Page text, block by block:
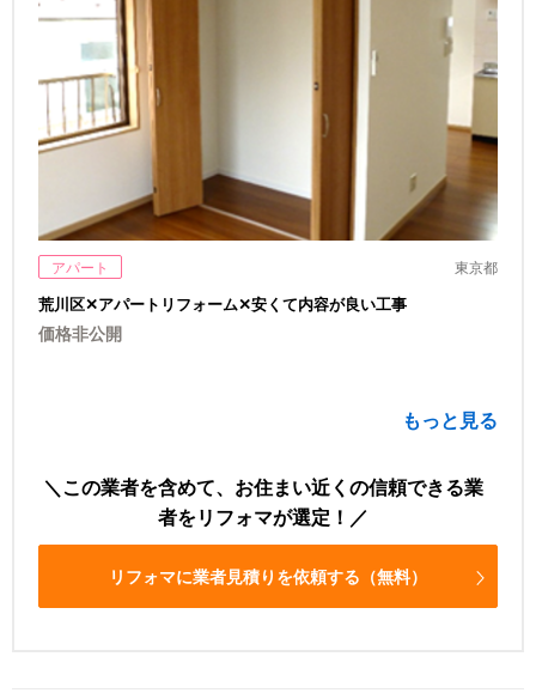
アパート 東京都
荒川区✕アパートリフォーム✕安くて内容が良い工事
価格非公開
もっと見る
この業者を含めて、お住まい近くの信頼できる業
者をリフォマが選定！
リフォマに業者見積りを依頼する（無料）